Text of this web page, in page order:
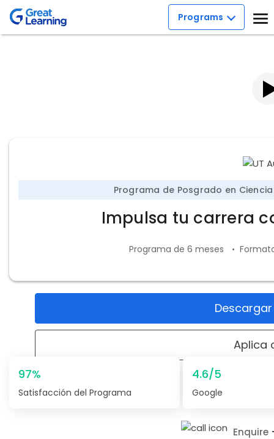
Programs
Programa de Posgrado en
Impulsa tu carrera
Programa de 6 meses
Aplica
Fecha límite de aplicación
97%
Satisfacción del Programa
4.6/5
Google
Enquire